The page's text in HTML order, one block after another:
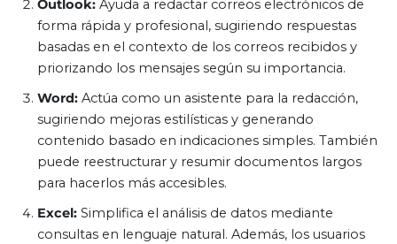
Outlook:Ayuda a redactar correos electrónicos de
forma rápida y profesional, sugiriendo respuestas
basadas en el contexto de los correos recibidos y
priorizando los mensajes según su importancia.
Word:Actúa como un asistente para la redacción,
sugiriendo mejoras estilísticas y generando
contenido basado en indicaciones simples. También
puede reestructurar y resumir documentos largos
para hacerlos más accesibles.
Excel:Simplifica el análisis de datos mediante
consultas en lenguaje natural. Además, los usuarios